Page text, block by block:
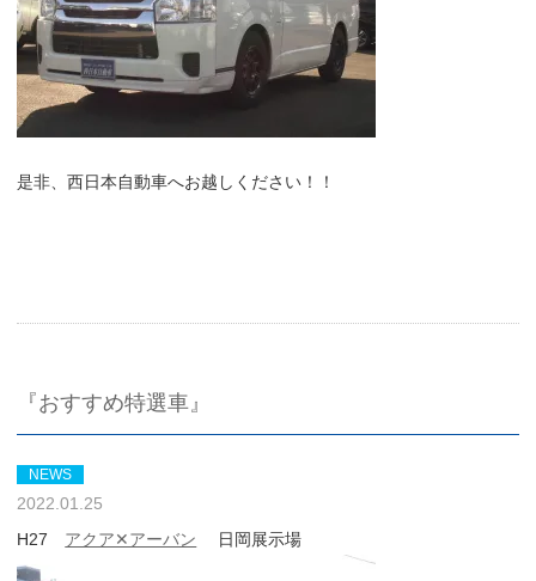
是非、西日本自動車へお越しください！！
『おすすめ特選車』
NEWS
2022.01.25
H27 アクア✕アーバン 日岡展示場